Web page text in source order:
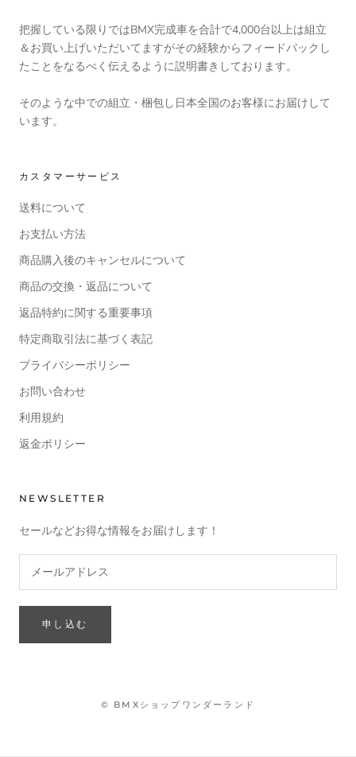
把握している限りではBMX完成車を合計で4,000台以上は組立
＆お買い上げいただいてますがその経験からフィードバックし
たことをなるべく伝えるように説明書きしております。
そのような中での組立・梱包し日本全国のお客様にお届けして
います。
カスタマーサービス
送料について
お支払い方法
商品購入後のキャンセルについて
商品の交換・返品について
返品特約に関する重要事項
特定商取引法に基づく表記
プライバシーポリシー
お問い合わせ
利用規約
返金ポリシー
NEWSLETTER
セールなどお得な情報をお届けします！
申し込む
© BMXショップワンダーランド